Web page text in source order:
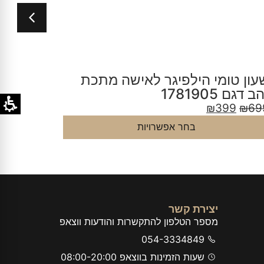
טומי הילפיגר לאישה זהב אדום
1781907
₪
₪399
בחר אפשרויות
דגם 1782386
₪699
יצירת קשר
מספר הטלפון להתקשרות והודעות ווצאפ
054-3334849
שעות הזמינות בווצאפ 08:00-20:00